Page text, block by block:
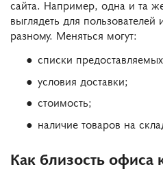
сайта. Например, одна и та
выглядеть для
разному. Меняться могут:
списки предоставляемых
условия доставки;
стоимость;
наличие товаров на
Как близость офиса